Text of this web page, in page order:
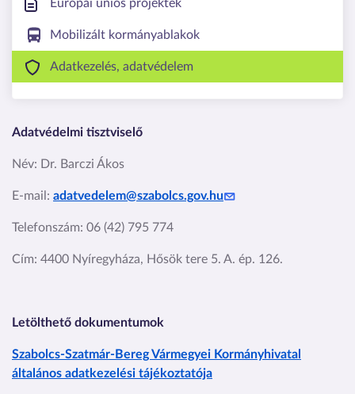
Európai uniós projektek
Mobilizált kormányablakok
Adatkezelés, adatvédelem
Adatvédelmi tisztviselő
Név: Dr. Barczi Ákos
E-mail: adatvedelem@szabolcs.gov.hu
Telefonszám: 06 (42) 795 774
Cím: 4400 Nyíregyháza, Hősök tere 5. A. ép. 126.
Letölthető dokumentumok
Szabolcs-Szatmár-Bereg Vármegyei Kormányhivatal
általános adatkezelési tájékoztatója